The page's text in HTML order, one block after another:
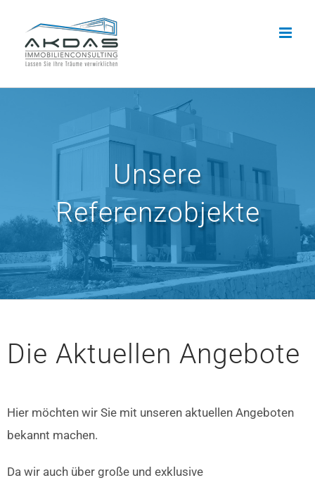
Inhalt
springen
Unsere
Referenzobjekte
Die Aktuellen Angebote
Hier möchten wir Sie mit unseren aktuellen Angeboten
bekannt machen.
Da wir auch über große und exklusive